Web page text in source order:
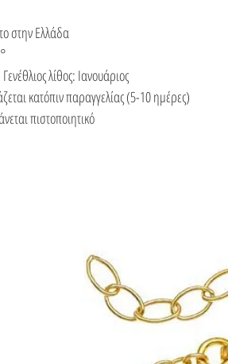
στην Ελλάδα
λίθος: Ιανουάριος
κατόπιν παραγγελίας (5-10 ημέρες)
πιστοποιητικό